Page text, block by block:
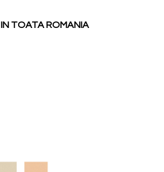
IN TOATA ROMANIA